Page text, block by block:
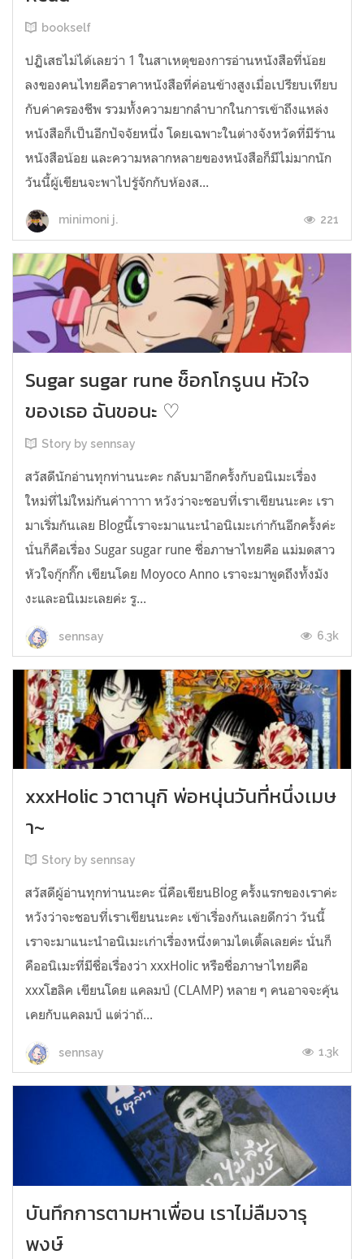
bookself
ปฏิเสธไม่ได้เลยว่า 1 ในสาเหตุของการอ่านหนังสือที่น้อย
ลงของคนไทยคือราคาหนังสือที่ค่อนข้างสูงเมื่อเปรียบเทียบ
กับค่าครองชีพ รวมทั้งความยากลำบากในการเข้าถึงแหล่ง
หนังสือก็เป็นอีกปัจจัยหนึ่ง โดยเฉพาะในต่างจังหวัดที่มีร้าน
หนังสือน้อย และความหลากหลายของหนังสือก็มีไม่มากนัก
วันนี้ผู้เขียนจะพาไปรู้จักกับห้องส...
minimoni j. 221
Sugar sugar rune ช็อกโกรูนน หัวใจ
ของเธอ ฉันขอนะ ♡
Story by sennsay
สวัสดีนักอ่านทุกท่านนะคะ กลับมาอีกครั้งกับอนิเมะเรื่อง
ใหม่ที่ไม่ใหม่กันค่าาาาา หวังว่าจะชอบที่เราเขียนนะคะ เรา
มาเริ่มกันเลย Blogนี้เราจะมาแนะนำอนิเมะเก่ากันอีกครั้งค่ะ
นั่นก็คือเรื่อง Sugar sugar rune ชื่อภาษาไทยคือ แม่มดสาว
หัวใจกุ๊กกิ๊ก เขียนโดย Moyoco Anno เราจะมาพูดถึงทั้งมัง
งะและอนิเมะเลยค่ะ รู...
sennsay 6.3k
xxxHolic วาตานุกิ พ่อหนุ่นวันที่หนึ่งเมษ
า~
Story by sennsay
สวัสดีผู้อ่านทุกท่านนะคะ นี่คือเขียนBlog ครั้งแรกของเราค่ะ
หวังว่าจะชอบที่เราเขียนนะคะ เข้าเรื่องกันเลยดีกว่า วันนี้
เราจะมาแนะนำอนิเมะเก่าเรื่องหนึ่งตามไตเติ้ลเลยค่ะ นั่นก็
คืออนิเมะที่มีชื่อเรื่องว่า xxxHolic หรือชื่อภาษาไทยคือ
xxxโฮลิค เขียนโดย แคลมป์ (CLAMP) หลาย ๆ คนอาจจะคุ้น
เคยกับแคลมป์ แต่ว่าถ้...
sennsay 1.3k
บันทึกการตามหาเพื่อน เราไม่ลืมจารุ
พงษ์